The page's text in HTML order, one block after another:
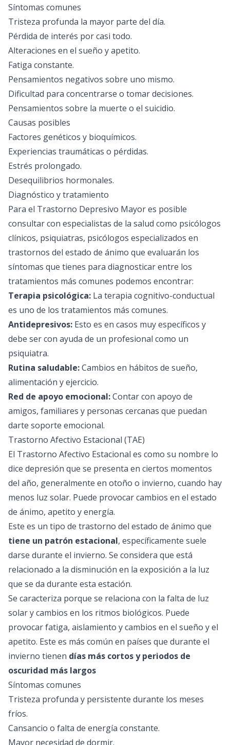
Síntomas comunes
Tristeza profunda la mayor parte del día.
Pérdida de interés por casi todo.
Alteraciones en el sueño y apetito.
Fatiga constante.
Pensamientos negativos sobre uno mismo.
Dificultad para concentrarse o tomar decisiones.
Pensamientos sobre la muerte o el suicidio.
Causas posibles
Factores genéticos y bioquímicos.
Experiencias traumáticas o pérdidas.
Estrés prolongado.
Desequilibrios hormonales.
Diagnóstico y tratamiento
Para el Trastorno Depresivo Mayor es posible
consultar con especialistas de la salud como psicólogos
clínicos, psiquiatras, psicólogos especializados en
trastornos del estado de ánimo que evaluarán los
síntomas que tienes para diagnosticar entre los
tratamientos más comunes podemos encontrar:
Terapia psicológica: La terapia cognitivo-conductual
es uno de los tratamientos más comunes.
Antidepresivos: Esto es en casos muy específicos y
debe ser con ayuda de un profesional como un
psiquiatra.
Rutina saludable:Cambios en hábitos de sueño,
alimentación y ejercicio.
Red de apoyo emocional:Contar con apoyo de
amigos, familiares y personas cercanas que puedan
darte soporte emocional.
Trastorno Afectivo Estacional (TAE)
El Trastorno Afectivo Estacional es como su nombre lo
dice depresión que se presenta en ciertos momentos
del año, generalmente en otoño o invierno, cuando hay
menos luz solar. Puede provocar cambios en el estado
de ánimo, apetito y energía.
Este es un tipo de trastorno del estado de ánimo que
tiene un patrón estacional, específicamente suele
darse durante el invierno. Se considera que está
relacionado a la disminución en la exposición a la luz
que se da durante esta estación.
Se caracteriza porque se relaciona con la falta de luz
solar y cambios en los ritmos biológicos. Puede
provocar fatiga, aislamiento y cambios en el sueño y el
apetito. Este es más común en países que durante el
invierno tienen días más cortos y periodos de
oscuridad más largos
Síntomas comunes
Tristeza profunda y persistente durante los meses
fríos.
Cansancio o falta de energía constante.
Mayor necesidad de dormir.